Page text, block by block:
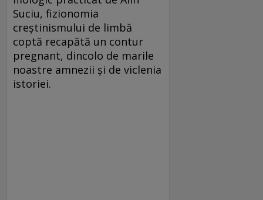
Suciu, fizionomia
creștinismului de limbă
coptă recapătă un contur
pregnant, dincolo de marile
noastre amnezii și de viclenia
istoriei.